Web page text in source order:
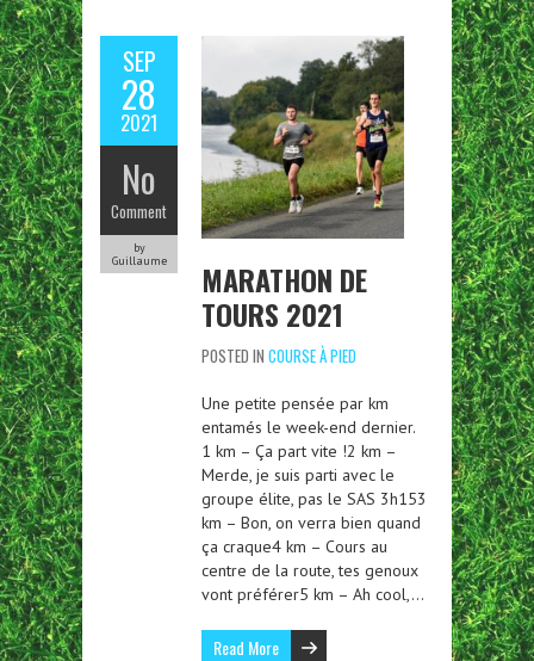
SEP
28
2021
No
Comment
by
Guillaume
MARATHON DE
TOURS 2021
POSTED IN COURSE À PIED
Une petite pensée par km
entamés le week-end dernier.
1 km – Ça part vite !2 km –
Merde, je suis parti avec le
groupe élite, pas le SAS 3h153
km – Bon, on verra bien quand
ça craque4 km – Cours au
centre de la route, tes genoux
vont préférer5 km – Ah cool,…
Read More